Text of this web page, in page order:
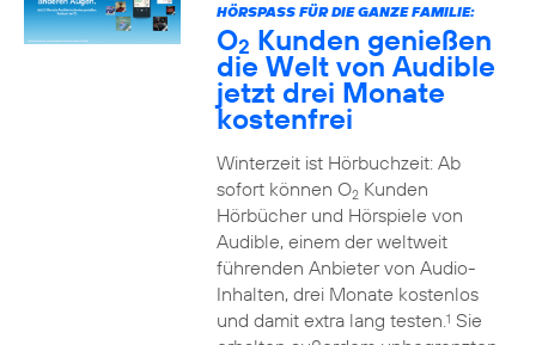
HÖRSPASS FÜR DIE GANZE FAMILIE:
O2 Kunden genießen
die Welt von Audible
jetzt drei Monate
kostenfrei
Winterzeit ist Hörbuchzeit: Ab
sofort können O2Kunden
Hörbücher und Hörspiele von
Audible, einem der weltweit
führenden Anbieter von Audio-
Inhalten, drei Monate kostenlos
und damit extra lang testen.1 Sie